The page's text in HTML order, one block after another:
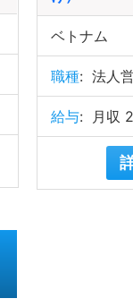
ベトナム
職種: 法人
給与: 月収